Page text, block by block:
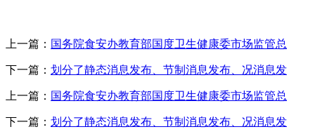
上一篇： 国务院食安办教育部国度卫生健康委市场监管总
下一篇： 划分了静态消息发布、节制消息发布、况消息发
上一篇： 国务院食安办教育部国度卫生健康委市场监管总
下一篇： 划分了静态消息发布、节制消息发布、况消息发